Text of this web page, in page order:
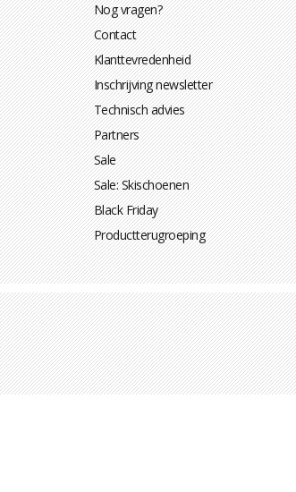
Nog vragen?
Contact
Klanttevredenheid
Inschrijving newsletter
Technisch advies
Partners
Sale
Sale: Skischoenen
Black Friday
Productterugroeping